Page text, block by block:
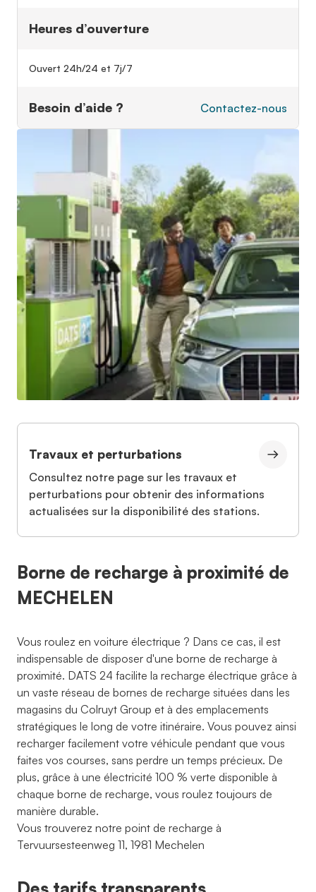
Heures d’ouverture
Ouvert 24h/24 et 7j/7
Besoin d’aide ? Contactez-nous
Travaux et perturbations
Consultez notre page sur les travaux et
perturbations pour obtenir des informations
actualisées sur la disponibilité des stations.
Borne de recharge à proximité de
MECHELEN
Vous roulez en voiture électrique ? Dans ce cas, il est
indispensable de disposer d'une borne de recharge à
proximité. DATS 24 facilite la recharge électrique grâce à
un vaste réseau de bornes de recharge situées dans les
magasins du Colruyt Group et à des emplacements
stratégiques le long de votre itinéraire. Vous pouvez ainsi
recharger facilement votre véhicule pendant que vous
faites vos courses, sans perdre un temps précieux. De
plus, grâce à une électricité 100 % verte disponible à
chaque borne de recharge, vous roulez toujours de
manière durable.
Vous trouverez notre point de recharge à
Tervuursesteenweg 11, 1981 Mechelen